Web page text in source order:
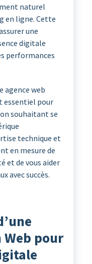
naturel
en ligne. Cette
une
digitale
performances
agence web
essentiel pour
souhaitant se
technique et
en mesure de
et de vous aider
avec succès.
Web pour